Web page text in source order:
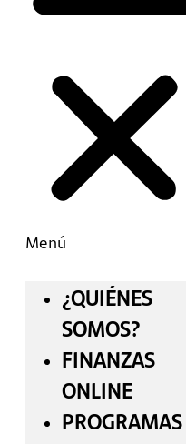
Menú
¿QUIÉNES
SOMOS?
FINANZAS
ONLINE
PROGRAMAS